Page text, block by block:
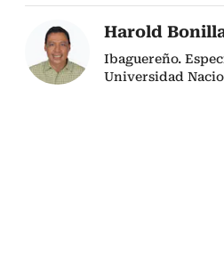
Harold
Ibaguereño.
Universidad